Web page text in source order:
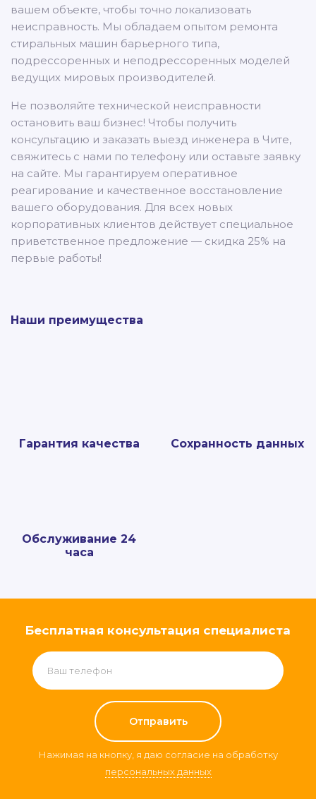
вашем объекте, чтобы точно локализовать
неисправность. Мы обладаем опытом ремонта
стиральных машин барьерного типа,
подрессоренных и неподрессоренных моделей
ведущих мировых производителей.
Не позволяйте технической неисправности
остановить ваш бизнес! Чтобы получить
консультацию и заказать выезд инженера в Чите,
свяжитесь с нами по телефону или оставьте заявку
на сайте. Мы гарантируем оперативное
реагирование и качественное восстановление
вашего оборудования. Для всех новых
корпоративных клиентов действует специальное
приветственное предложение — скидка 25% на
первые работы!
Наши преимущества
Гарантия качества Сохранность данных
Обслуживание 24
часа
Бесплатная консультация специалиста
Нажимая на кнопку, я даю согласие на обработку
персональных данных